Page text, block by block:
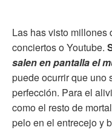
Las has visto millones
conciertos o Youtube.
salen en pantalla el
puede ocurrir que uno
perfección. Para el
como el resto de
pelo en el entrecejo y